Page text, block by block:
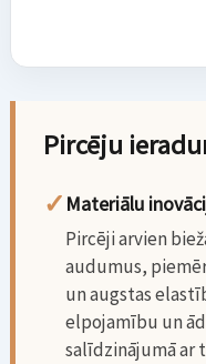
Pircēju
✓ Materiālu
Pircēji arvien
audumus,
un augstas
elpojamību un
salīdzinājumā ar